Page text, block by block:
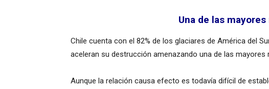
Una de las
Chile cuenta con el 82% de los glaciares de América del
aceleran su destrucción amenazando una de las mayores
Aunque la relación causa efecto es todavía difícil de